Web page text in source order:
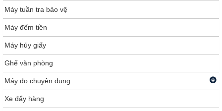
Máy tuần tra bảo vệ
Máy đếm tiền
Máy hủy giấy
Ghế văn phòng
Máy đo chuyên dụng
Xe đẩy hàng